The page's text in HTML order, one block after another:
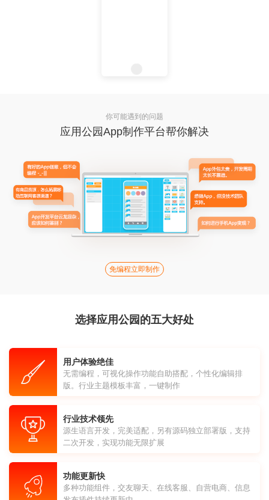
你可能遇到的问题
应用公园App制作平台帮你解决
免编程立即制作
选择应用公园的五大好处
用户体验绝佳
无需编程，可视化操作功能自助搭配，个性化编辑排
版。行业主题模板丰富，一键制作
行业技术领先
源生语言开发，完美适配，另有源码独立部署版，支持
二次开发，实现功能无限扩展
功能更新快
多种功能组件，交友聊天、在线客服、自营电商、信息